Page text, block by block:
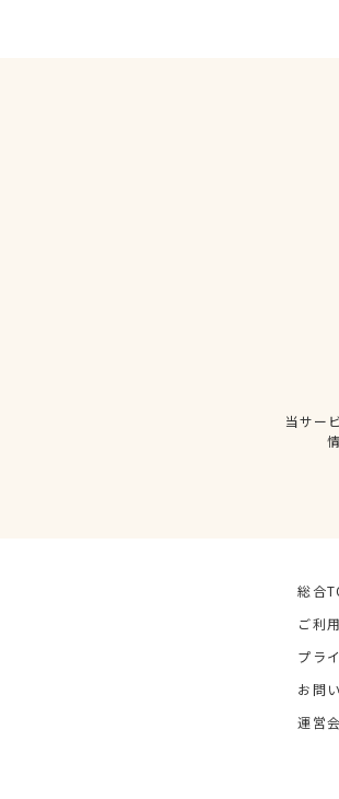
当サー
総合
ご利
プラ
お問
運営